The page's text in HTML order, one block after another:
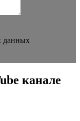
данных
канале